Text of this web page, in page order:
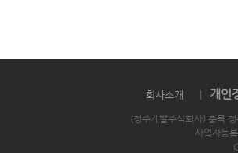
회사소개 개인
(청주개발주식회사) 충북
사업자등